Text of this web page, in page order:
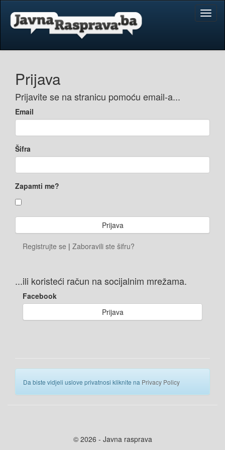
Prijava
Prijavite se na stranicu pomoću email-a...
Email
Šifra
Zapamti me?
Registrujte se | Zaboravili ste šifru?
...ili koristeći račun na socijalnim mrežama.
Facebook
Prijava
Da biste vidjeli uslove privatnosi kliknite na Privacy Policy
© 2026 - Javna rasprava